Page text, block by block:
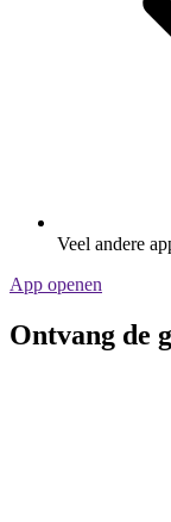
Veel andere
App openen
Ontvang de